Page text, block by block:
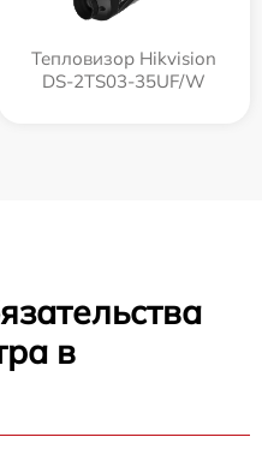
Тепловизор Hikvision
DS-2TS03-35UF/W
в